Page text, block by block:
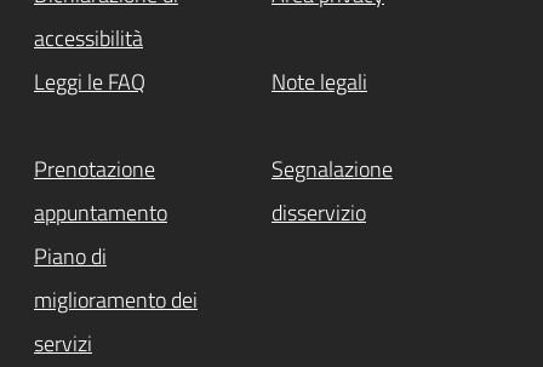
accessibilità
Leggi le FAQ Note legali
Prenotazione
appuntamento
Segnalazione
disservizio
Piano di
miglioramento dei
servizi